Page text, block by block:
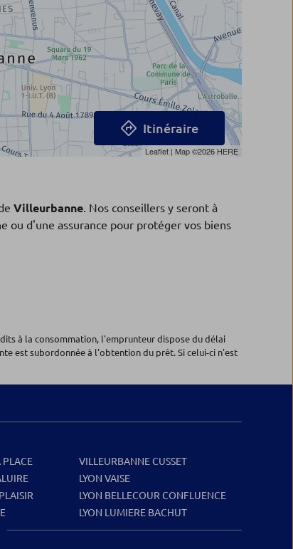
Leaflet | Map ©2026 HERE
Itinéraire
Villeurbanne. Nos conseillers y seront à
ou d'une assurance pour protéger vos biens
à la consommation, l'emprunteur dispose du délai
est subordonnée à l'obtention du prêt. Si celui-ci n'est
PLACE
VILLEURBANNE CUSSET
LYON VAISE
LYON BELLECOUR CONFLUENCE
LYON LUMIERE BACHUT